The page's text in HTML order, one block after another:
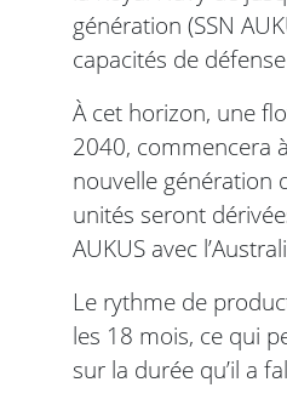
génération (SSN
capacités de
À cet horizon, une
2040, commencera
nouvelle génération
unités seront
AUKUS avec
Le rythme de
les 18 mois, ce qui
sur la durée qu’il a